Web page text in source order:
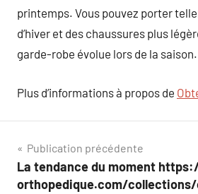
printemps. Vous pouvez porter
d’hiver et des chaussures plus
garde-robe évolue lors de la saison.
Plus d’informations à propos de
Navigation
de
Publication précédente
La tendance du moment
orthopedique.com/